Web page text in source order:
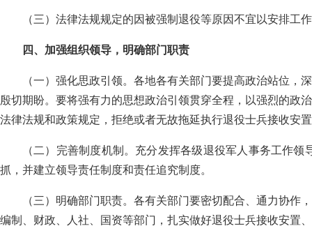
（三）法律法规规定的因被强制退役等原因不宜以安排工
四、加强组织领导，明确部门职责
（一）强化思政引领。各地各有关部门要提高政治站位
殷切期盼。要将强有力的思想政治引领贯穿全程，以强烈的政
法律法规和政策规定，拒绝或者无故拖延执行退役士兵接收安
（二）完善制度机制。充分发挥各级退役军人事务工作
抓，并建立领导责任制度和责任追究制度。
（三）明确部门职责。各有关部门要密切配合、通力协
编制、财政、人社、国资等部门，扎实做好退役士兵接收安置